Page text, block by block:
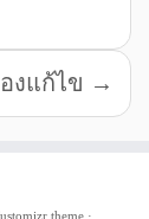
งแก้ไข →
theme ·